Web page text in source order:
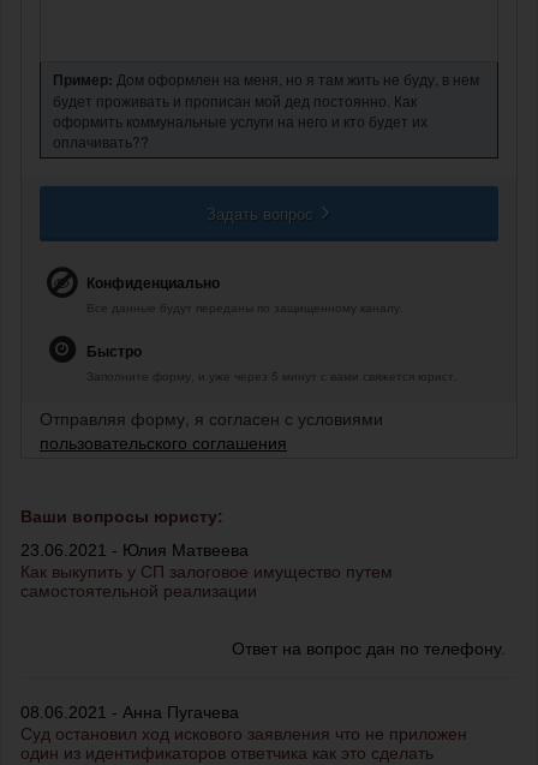
Пример: Дом оформлен на меня, но я там жить не буду, в нем
будет проживать и прописан мой дед постоянно. Как
оформить коммунальные услуги на него и кто будет их
оплачивать??
Задать вопрос
Конфиденциально
Все данные будут переданы по защищенному каналу.
Быстро
Заполните форму, и уже через 5 минут с вами свяжется юрист.
Отправляя форму, я согласен с условиями
пользовательского соглашения
Ваши вопросы юристу:
23.06.2021 - Юлия Матвеева
Как выкупить у СП залоговое имущество путем
самостоятельной реализации
Ответ на вопрос дан по телефону.
08.06.2021 - Анна Пугачева
Суд остановил ход искового заявления что не приложен
один из идентификаторов ответчика как это сделать